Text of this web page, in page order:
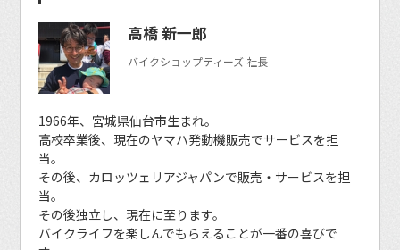
高橋 新一郎
バイクショップティーズ 社長
1966年、宮城県仙台市生まれ。
高校卒業後、現在のヤマハ発動機販売でサービスを担
当。
その後、カロッツェリアジャパンで販売・サービスを担
当。
その後独立し、現在に至ります。
バイクライフを楽しんでもらえることが一番の喜びで